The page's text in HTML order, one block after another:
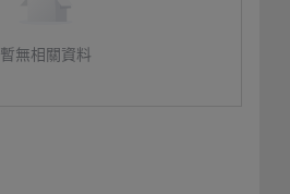
暫無相關資料